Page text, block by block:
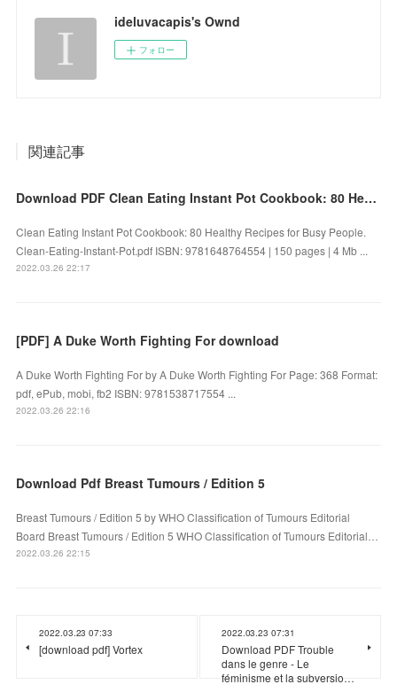
ideluvacapis's Ownd
フォロー
関連記事
Download PDF Clean Eating Instant Pot Cookbook: 80 Healthy Recipes for Busy People
Clean Eating Instant Pot Cookbook: 80 Healthy Recipes for Busy People.
Clean-Eating-Instant-Pot.pdf ISBN: 9781648764554 | 150 pages | 4 Mb ...
2022.03.26 22:17
[PDF] A Duke Worth Fighting For download
A Duke Worth Fighting For by A Duke Worth Fighting For Page: 368 Format:
pdf, ePub, mobi, fb2 ISBN: 9781538717554 ...
2022.03.26 22:16
Download Pdf Breast Tumours / Edition 5
Breast Tumours / Edition 5 by WHO Classification of Tumours Editorial
Board Breast Tumours / Edition 5 WHO Classification of Tumours Editorial…
2022.03.26 22:15
2022.03.23 07:33
[download pdf] Vortex
2022.03.23 07:31
Download PDF Trouble
dans le genre - Le
féminisme et la subversio…